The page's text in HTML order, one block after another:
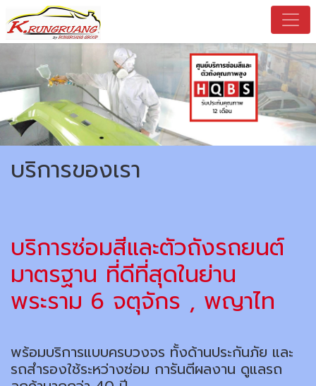
เครุ่งเรือง-บริการซ่อมสีตัวถังรถยนต์-ประกันภัย-ผลงานกว่า40ปี
บริการของเรา
บริการซ่อมสีและตัวถังรถยนต์
มาตรฐาน ที่ดีที่สุดในย่าน
พระราม 6 จตุจักร , พญาไท
พร้อมบริการแบบครบวงจร ทั้งด้านประกันภัย และ
รถสำรองใช้ระหว่างซ่อม การันตีผลงาน ดูแลรถ